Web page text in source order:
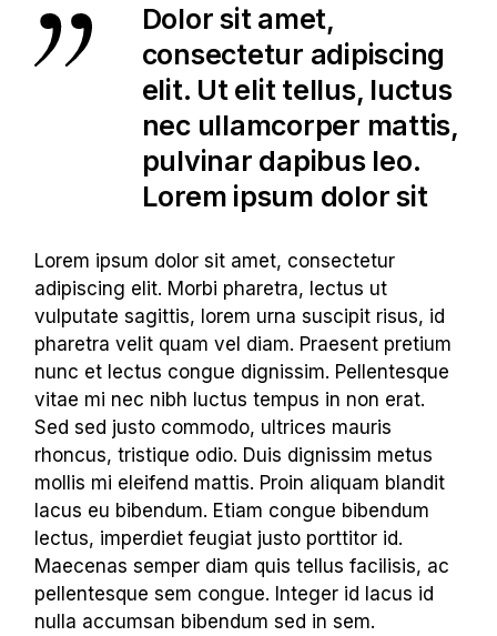
Dolor sit amet,
consectetur adipiscing
elit. Ut elit tellus, luctus
nec ullamcorper mattis,
pulvinar dapibus leo.
Lorem ipsum dolor sit
Lorem ipsum dolor sit amet, consectetur
adipiscing elit. Morbi pharetra, lectus ut
vulputate sagittis, lorem urna suscipit risus, id
pharetra velit quam vel diam. Praesent pretium
nunc et lectus congue dignissim. Pellentesque
vitae mi nec nibh luctus tempus in non erat.
Sed sed justo commodo, ultrices mauris
rhoncus, tristique odio. Duis dignissim metus
mollis mi eleifend mattis. Proin aliquam blandit
lacus eu bibendum. Etiam congue bibendum
lectus, imperdiet feugiat justo porttitor id.
Maecenas semper diam quis tellus facilisis, ac
pellentesque sem congue. Integer id lacus id
nulla accumsan bibendum sed in sem.